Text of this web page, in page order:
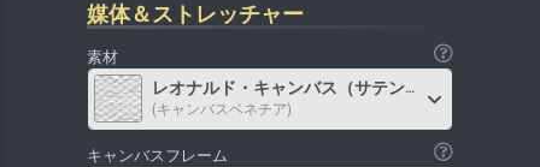
媒体＆ストレッチャー
素材
レオナルド・キャンバス（サテン）
(キャンバスベネチア)
キャンバスフレーム